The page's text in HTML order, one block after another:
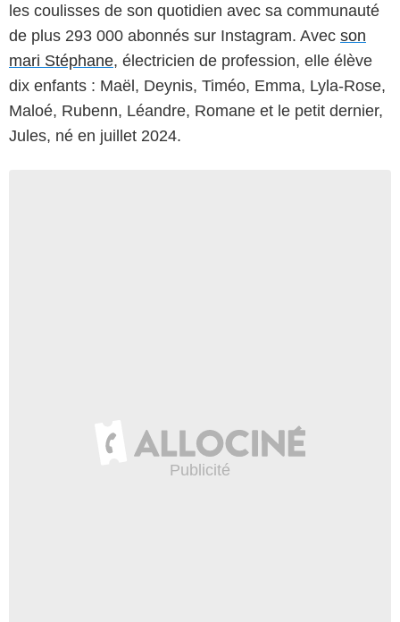
les coulisses de son quotidien avec sa communauté
de plus 293 000 abonnés sur Instagram. Avec son
mari Stéphane, électricien de profession, elle élève
dix enfants : Maël, Deynis, Timéo, Emma, Lyla-Rose,
Maloé, Rubenn, Léandre, Romane et le petit dernier,
Jules, né en juillet 2024.